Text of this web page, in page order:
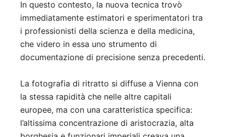
In questo contesto, la nuova tecnica trovò
immediatamente estimatori e sperimentatori tra
i professionisti della scienza e della medicina,
che videro in essa uno strumento di
documentazione di precisione senza precedenti.
La fotografia di ritratto si diffuse a Vienna con
la stessa rapidità che nelle altre capitali
europee, ma con una caratteristica specifica:
l’altissima concentrazione di aristocrazia, alta